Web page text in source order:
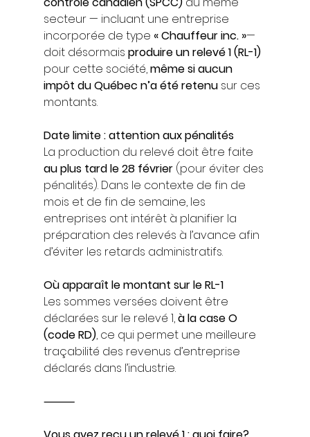
secteur — incluant une entreprise
incorporée de type « Chauffeur inc. »—
doit désormais produire un relevé 1 (RL-1)
pour cette société, même si aucun
impôt du Québec n’a été retenu sur ces
montants.
Date limite : attention aux pénalités
La production du relevé doit être faite
au plus tard le 28 février (pour éviter des
pénalités). Dans le contexte de fin de
mois et de fin de semaine, les
entreprises ont intérêt à planifier la
préparation des relevés à l’avance afin
d’éviter les retards administratifs.
Où apparaît le montant sur le RL-1
Les sommes versées doivent être
déclarées sur le relevé 1, à la case O
(code RD), ce qui permet une meilleure
traçabilité des revenus d’entreprise
déclarés dans l’industrie.
⸻